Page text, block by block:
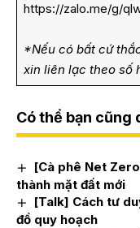
https://zalo.me/g/
*Nếu có bất cứ
xin liên lạc theo số
Có thể bạn cũng
[Cà phê Net
thành mặt đất mới
[Talk] Cách tư
đồ quy hoạch